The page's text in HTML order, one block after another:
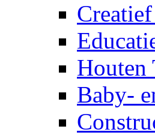
Houten
Baby-